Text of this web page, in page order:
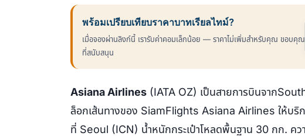
พร้อมเปรียบเทียบราคาบาทเรียลไทม์?
เมื่อจองผ่านลิงก์นี้ เรารับค่าคอมเล็กน้อย — ราคาไม่เพิ่มสำหรับคุณ ขอบคุณ
ที่สนับสนุน
Asiana Airlines (IATA OZ) เป็นสายการบินจาก
ล็อกเส้นทางของ SiamFlights Asiana Airlines ให้บริก
ที่ Seoul (ICN) น้ำหนักกระเป๋าโหลดพื้นฐาน 30 กก. คว